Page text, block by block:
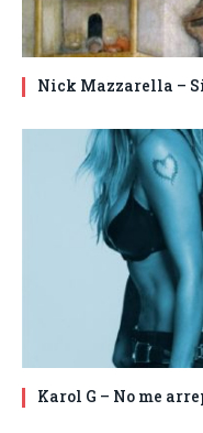
Nick Mazzarella –
Karol G – No me